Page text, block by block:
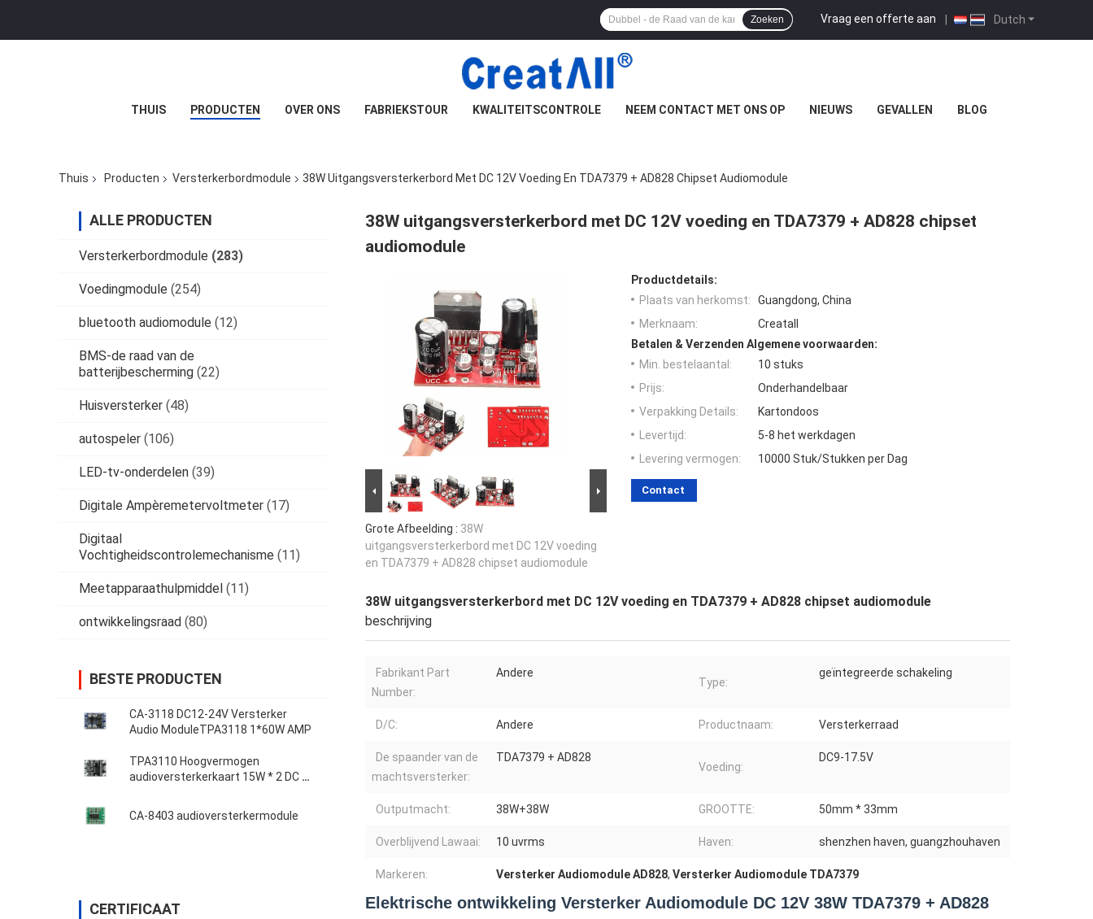
Dutch
Vraag een offerte aan |
Zoeken
THUIS PRODUCTEN OVER ONS FABRIEKSTOUR KWALITEITSCONTROLE NEEM CONTACT MET ONS OP NIEUWS GEVALLEN BLOG
Thuis Producten Versterkerbordmodule 38W Uitgangsversterkerbord Met DC 12V Voeding En TDA7379 + AD828 Chipset Audiomodule
ALLE PRODUCTEN
Versterkerbordmodule (283)
Voedingmodule (254)
bluetooth audiomodule (12)
BMS-de raad van de
batterijbescherming (22)
Huisversterker (48)
autospeler (106)
LED-tv-onderdelen (39)
Digitale Ampèremetervoltmeter (17)
Digitaal
Vochtigheidscontrolemechanisme (11)
Meetapparaathulpmiddel (11)
ontwikkelingsraad (80)
BESTE PRODUCTEN
CA-3118 DC12-24V Versterker
Audio ModuleTPA3118 1*60W AMP
TPA3110 Hoogvermogen
audioversterkerkaart 15W * 2 DC 8-
CA-8403 audioversterkermodule
CERTIFICAAT
38W uitgangsversterkerbord met DC 12V voeding en TDA7379 + AD828 chipset
audiomodule
Grote Afbeelding : 38W
uitgangsversterkerbord met DC 12V voeding
en TDA7379 + AD828 chipset audiomodule
Productdetails:
Plaats van herkomst:
Guangdong, China
Merknaam:
Creatall
Betalen & Verzenden Algemene voorwaarden:
Min. bestelaantal:
10 stuks
Prijs:
Onderhandelbaar
Verpakking Details:
Kartondoos
Levertijd:
5-8 het werkdagen
Levering vermogen:
10000 Stuk/Stukken per Dag
Contact
38W uitgangsversterkerbord met DC 12V voeding en TDA7379 + AD828 chipset audiomodule
beschrijving
Fabrikant Part
Number:
Andere
Type:
geïntegreerde schakeling
D/C: Andere Productnaam: Versterkerraad
De spaander van de
machtsversterker:
TDA7379 + AD828
Voeding:
DC9-17.5V
Outputmacht: 38W+38W GROOTTE: 50mm * 33mm
Overblijvend Lawaai: 10 uvrms Haven: shenzhen haven, guangzhouhaven
Markeren: Versterker Audiomodule AD828, Versterker Audiomodule TDA7379
Elektrische ontwikkeling Versterker Audiomodule DC 12V 38W TDA7379 + AD828